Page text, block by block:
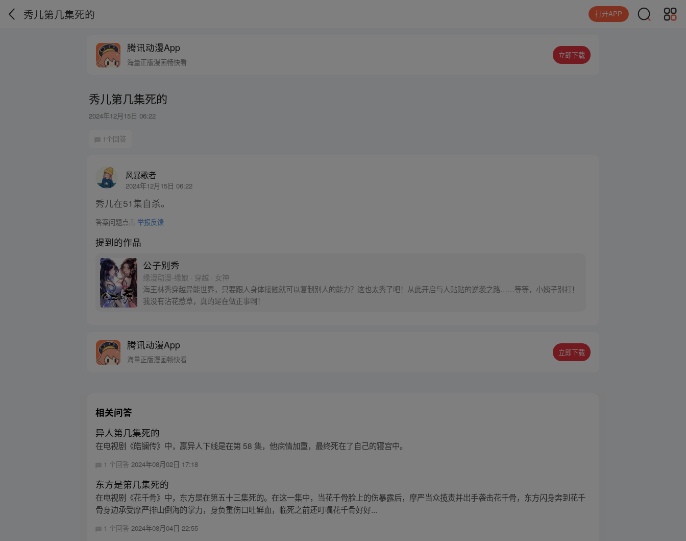
秀儿第几集死的 打开APP
腾讯动漫App
海量正版漫画畅快看
立即下载
秀儿第几集死的
2024年12月15日 06:22
1个回答
风暴歌者
2024年12月15日 06:22
秀儿在51集自杀。
答案问题点击举报反馈
提到的作品
公子别秀
缘漫动漫-缘娘 · 穿越 · 女神
海王林秀穿越异能世界，只要跟人身体接触就可以复制别人的能力？这也太秀了吧！从此开启与人贴贴的逆袭之路……等等，小姨子别打！
我没有沾花惹草，真的是在做正事啊！
腾讯动漫App
海量正版漫画畅快看
立即下载
相关问答
异人第几集死的
在电视剧《皓镧传》中，嬴异人下线是在第 58 集，他病情加重，最终死在了自己的寝宫中。
1 个回答2024年08月02日 17:18
东方是第几集死的
在电视剧《花千骨》中，东方是在第五十三集死的。在这一集中，当花千骨脸上的伤暴露后，摩严当众揽责并出手袭击花千骨，东方闪身奔到花千
骨身边承受摩严排山倒海的掌力，身负重伤口吐鲜血，临死之前还叮嘱花千骨好好...
1 个回答2024年08月04日 22:55